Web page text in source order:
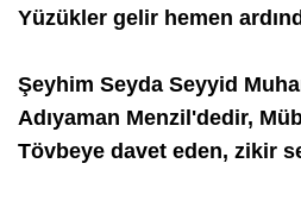
Yüzükler gelir hemen
Şeyhim Seyda Seyyid
Adıyaman Menzil'dedir,
Tövbeye davet eden, zikir